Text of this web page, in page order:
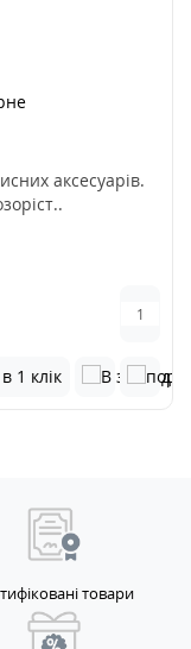
аксесуарів.
товари